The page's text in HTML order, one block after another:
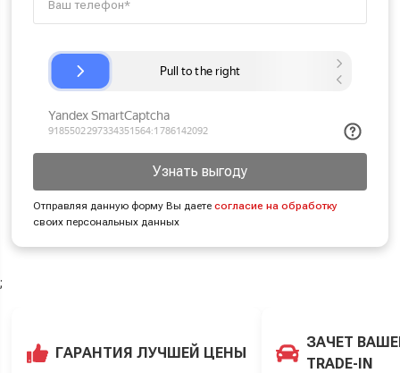
Узнать выгоду
Отправляя данную форму Вы даетесогласие на обработку
своих персональных данных
;
ГАРАНТИЯ ЛУЧШЕЙ ЦЕНЫ
ЗАЧЕТ
TRADE-IN